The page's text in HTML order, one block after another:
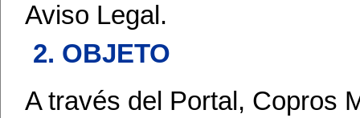
Aviso Legal.
2. OBJETO
A través del Portal, Copros